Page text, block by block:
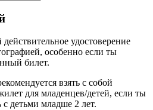
удостоверение
особенно если ты
билет.
взять с собой
для младенцев/детей, если ты
детьми младше 2 лет.